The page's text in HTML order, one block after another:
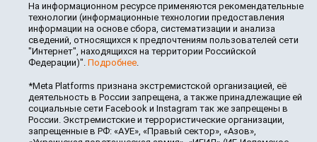
На информационном ресурсе применяются рекомендательные
технологии (информационные технологии предоставления
информации на основе сбора, систематизации и анализа
сведений, относящихся к предпочтениям пользователей сети
"Интернет", находящихся на территории Российской
Федерации)". Подробнее.
*Meta Platforms признана экстремистской организацией, её
деятельность в России запрещена, а также принадлежащие ей
социальные сети Facebook и Instagram так же запрещены в
России. Экстремистские и террористические организации,
запрещенные в РФ: «АУЕ», «Правый сектор», «Азов»,